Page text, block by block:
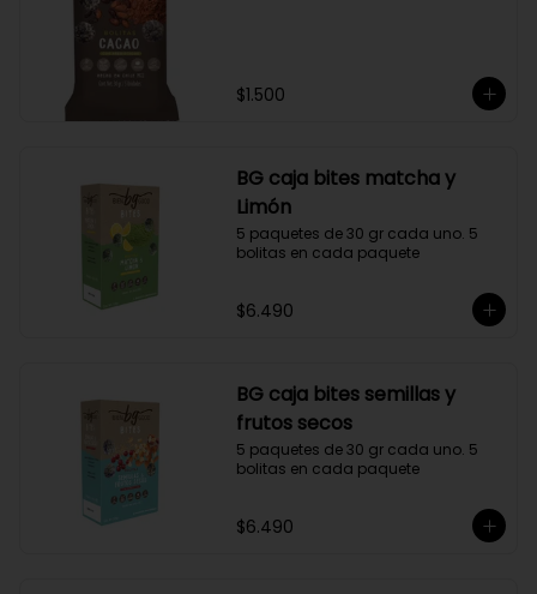
$1.500
BG caja bites matcha y
Limón
5 paquetes de 30 gr cada uno. 5
bolitas en cada paquete
$6.490
BG caja bites semillas y
frutos secos
5 paquetes de 30 gr cada uno. 5
bolitas en cada paquete
$6.490